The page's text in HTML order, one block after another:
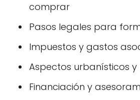
comprar
Pasos legales para
Impuestos y gastos
Aspectos urbanísticos
Financiación y